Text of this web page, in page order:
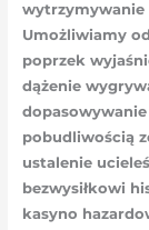
wytrzymywanie
Umożliwiamy
poprzek
dążenie
pobudliwością
ustalenie
bezwysiłkowi
kasyno